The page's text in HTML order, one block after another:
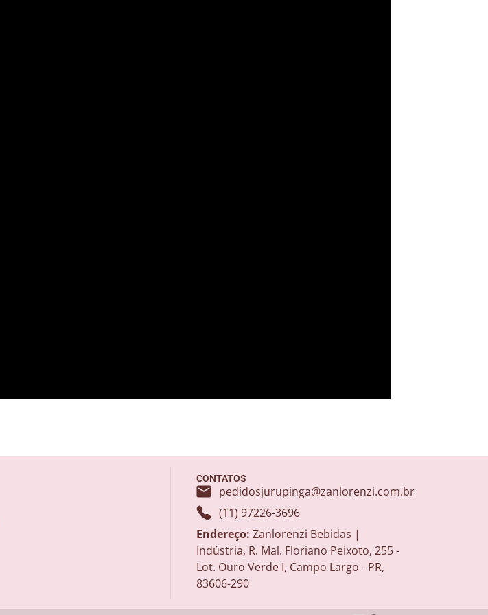
CONTATOS
pedidosjurupinga@zanlorenzi.com.br
(11) 97226-3696
Endereço: Zanlorenzi Bebidas |
Indústria, R. Mal. Floriano Peixoto, 255 -
Lot. Ouro Verde I, Campo Largo - PR,
83606-290